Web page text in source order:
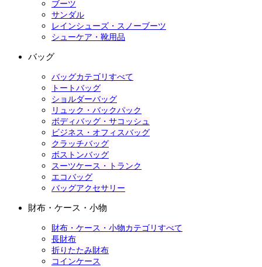
ブーツ
サンダル
レインシューズ・スノーブーツ
シューケア・靴用品
バッグ
バッグカテゴリすべて
トートバッグ
ショルダーバッグ
リュック・バックパック
ボディバッグ・サコッシュ
ビジネス・オフィスバッグ
クラッチバッグ
ボストンバッグ
スーツケース・トランク
エコバッグ
バッグアクセサリー
財布・ケース・小物
財布・ケース・小物カテゴリすべて
長財布
折りたたみ財布
コインケース